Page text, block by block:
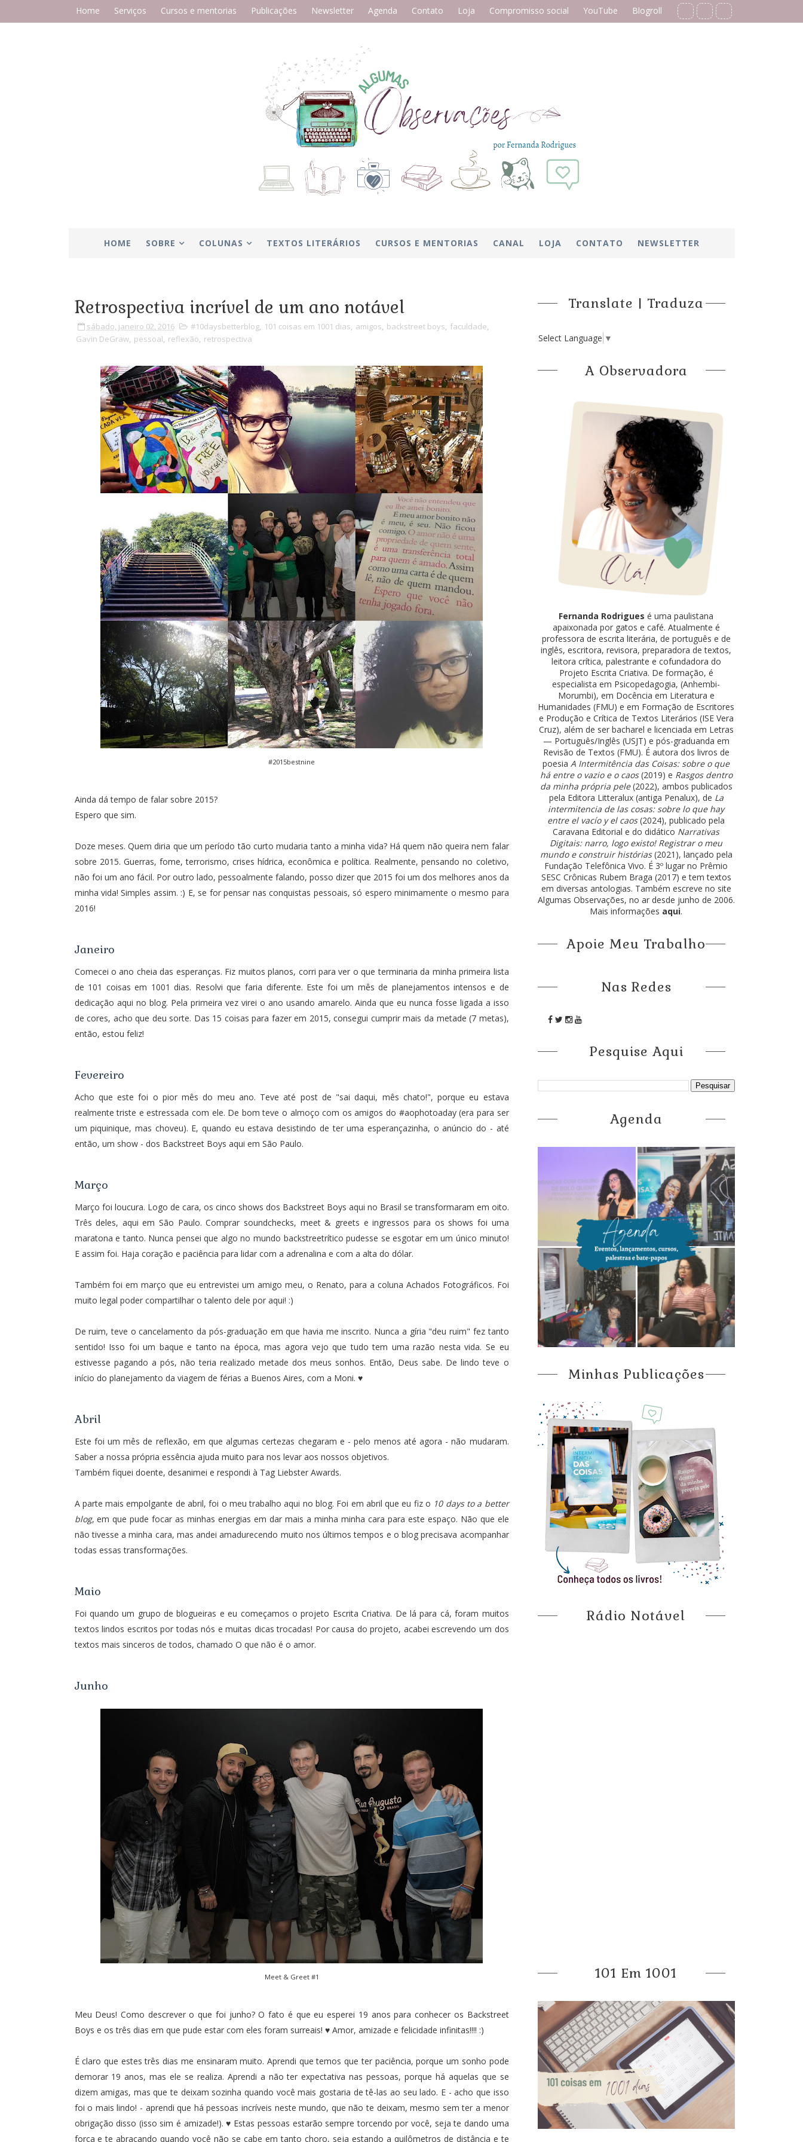
Home Serviços Cursos e mentorias Publicações Newsletter Agenda Contato Loja Compromisso social YouTube Blogroll
HOME SOBRE COLUNAS TEXTOS LITERÁRIOS CURSOS E MENTORIAS CANAL LOJA CONTATO NEWSLETTER
Retrospectiva incrível de um ano notável
sábado, janeiro 02, 2016 #10daysbetterblog, 101 coisas em 1001 dias, amigos, backstreet boys, faculdade,
Gavin DeGraw, pessoal, reflexão, retrospectiva
#2015bestnine
Ainda dá tempo de falar sobre 2015?
Espero que sim.
Doze meses. Quem diria que um período tão curto mudaria tanto a minha vida? Há quem não queira nem falar
sobre 2015. Guerras, fome, terrorismo, crises hídrica, econômica e política. Realmente, pensando no coletivo,
não foi um ano fácil. Por outro lado, pessoalmente falando, posso dizer que 2015 foi um dos melhores anos da
minha vida! Simples assim. :) E, se for pensar nas conquistas pessoais, só espero minimamente o mesmo para
2016!
Janeiro
Comecei o ano cheia das esperanças. Fiz muitos planos, corri para ver o que terminaria da minha primeira lista
de 101 coisas em 1001 dias. Resolvi que faria diferente. Este foi um mês de planejamentos intensos e de
dedicação aqui no blog. Pela primeira vez virei o ano usando amarelo. Ainda que eu nunca fosse ligada a isso
de cores, acho que deu sorte. Das 15 coisas para fazer em 2015, consegui cumprir mais da metade (7 metas),
então, estou feliz!
Fevereiro
Acho que este foi o pior mês do meu ano. Teve até post de "sai daqui, mês chato!", porque eu estava
realmente triste e estressada com ele. De bom teve o almoço com os amigos do #aophotoaday(era para ser
um piquinique, mas choveu). E, quando eu estava desistindo de ter uma esperançazinha, o anúncio do - até
então, um show - dos Backstreet Boys aqui em São Paulo.
Março
Março foi loucura. Logo de cara, os cinco shows dos Backstreet Boys aqui no Brasil se transformaram em oito.
Três deles, aqui em São Paulo. Comprar soundchecks, meet & greets e ingressos para os shows foi uma
maratona e tanto. Nunca pensei que algo no mundo backstreetrítico pudesse se esgotar em um único minuto!
E assim foi. Haja coração e paciência para lidar com a adrenalina e com a alta do dólar.
Também foi em março que euentrevistei um amigo meu, o Renato, para a coluna Achados Fotográficos. Foi
muito legal poder compartilhar o talento dele por aqui! :)
De ruim, teve ocancelamento da pós-graduação em que havia me inscrito. Nunca a gíria "deu ruim" fez tanto
sentido! Isso foi um baque e tanto na época, mas agora vejo que tudo tem uma razão nesta vida. Se eu
estivesse pagando a pós, não teria realizado metade dos meus sonhos. Então, Deus sabe. De lindo teve o
início do planejamento da viagem de férias a Buenos Aires, com a Moni. ♥
Abril
Este foi um mês de reflexão, em quealgumas certezas chegaram e - pelo menos até agora - não mudaram.
Saber a nossa própria essência ajuda muito para nos levar aos nossos objetivos.
Também fiquei doente, desanimei e respondi à Tag Liebster Awards.
A parte mais empolgante de abril, foi o meu trabalho aqui no blog. Foi em abril que eu fiz o 10 days to a better
blog, em que pude focar as minhas energias em dar mais a minha minha cara para este espaço. Não que ele
não tivesse a minha cara, mas andei amadurecendo muito nos últimos tempos e o blog precisava acompanhar
todas essas transformações.
Maio
Foi quando um grupo de blogueiras e eu começamos oprojeto Escrita Criativa. De lá para cá, foram muitos
textos lindos escritos por todas nós e muitas dicas trocadas! Por causa do projeto, acabei escrevendo um dos
textos mais sinceros de todos, chamado O que não é o amor.
Junho
Meet & Greet #1
Meu Deus! Como descrever o que foi junho? O fato é que eu esperei 19 anos para conhecer os Backstreet
Boys e os três dias em que pude estar com eles foram surreais! ♥ Amor, amizade e felicidade infinitas!!!! :)
É claro que estes três dias me ensinaram muito. Aprendi que temos que ter paciência, porque um sonho pode
demorar 19 anos, mas ele se realiza. Aprendi a não ter expectativa nas pessoas, porque há aquelas que se
dizem amigas, mas que te deixam sozinha quando você mais gostaria de tê-las ao seu lado. E - acho que isso
foi o mais lindo! - aprendi que há pessoas incríveis neste mundo, que não te deixam, mesmo sem ter a menor
obrigação disso (isso sim é amizade!). ♥ Estas pessoas estarão sempre torcendo por você, seja te dando uma
força e te abraçando quando você não se cabe em tanto choro, seja estando a quilômetros de distância e te
Translate | Traduza
Select Language ▼
A Observadora
Fernanda Rodrigues é uma paulistana
apaixonada por gatos e café. Atualmente é
professora de escrita literária, de português e de
inglês, escritora, revisora, preparadora de textos,
leitora crítica, palestrante e cofundadora do
Projeto Escrita Criativa. De formação, é
especialista em Psicopedagogia, (Anhembi-
Morumbi), em Docência em Literatura e
Humanidades (FMU) e em Formação de Escritores
e Produção e Crítica de Textos Literários (ISE Vera
Cruz), além de ser bacharel e licenciada em Letras
— Português/Inglês (USJT) e pós-graduanda em
Revisão de Textos (FMU). É autora dos livros de
poesia A Intermitência das Coisas: sobre o que
há entre o vazio e o caos(2019) e Rasgos dentro
da minha própria pele(2022), ambos publicados
pela Editora Litteralux (antiga Penalux), de La
intermitencia de las cosas: sobre lo que hay
entre el vacío y el caos(2024), publicado pela
Caravana Editorial e do didático Narrativas
Digitais: narro, logo existo! Registrar o meu
mundo e construir histórias(2021), lançado pela
Fundação Telefônica Vivo. É 3º lugar no Prêmio
SESC Crônicas Rubem Braga (2017) e tem textos
em diversas antologias. Também escreve no site
Algumas Observações, no ar desde junho de 2006.
Mais informações aqui.
Apoie Meu Trabalho
Nas Redes
Pesquise Aqui
Agenda
Minhas Publicações
Rádio Notável
101 Em 1001